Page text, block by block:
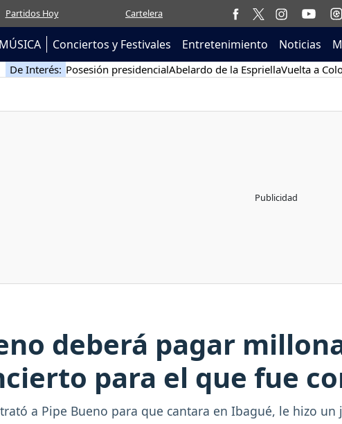
Partidos Hoy Cartelera
MÚSICA Conciertos y Festivales Entretenimiento Noticias
De Interés: Posesión presidencialAbelardo de la EspriellaVuelta a
deberá pagar
para el que fue
a Pipe Bueno para que cantara en Ibagué, le hizo